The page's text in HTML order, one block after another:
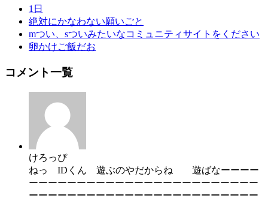
1日
絶対にかなわない願いごと
mつい、sついみたいなコミュニティサイトをください
卵かけご飯だお
コメント一覧
けろっぴ
ねっ IDくん 遊ぶのやだからね 遊ばなーーーー
ーーーーーーーーーーーーーーーーーーーーーーーー
ーーーーーーーーーーーーーーーーーーーーーーーー